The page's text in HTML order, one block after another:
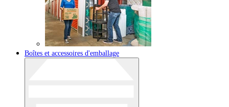
Boîtes et accessoires d'emballage